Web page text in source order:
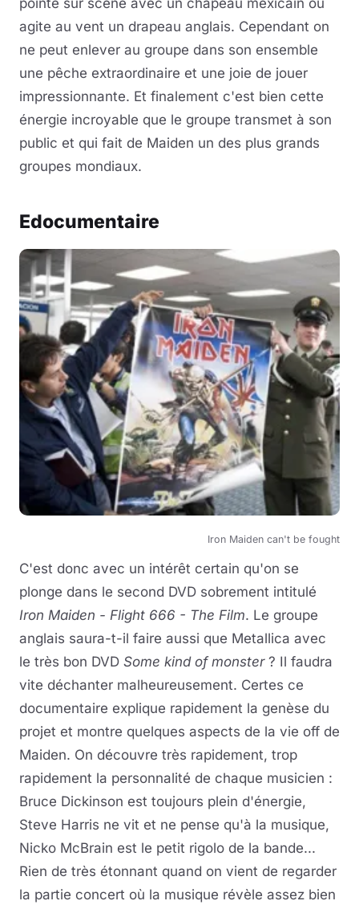
agite au vent un drapeau anglais. Cependant on
ne peut enlever au groupe dans son ensemble
une pêche extraordinaire et une joie de jouer
impressionnante. Et finalement c'est bien cette
énergie incroyable que le groupe transmet à son
public et qui fait de Maiden un des plus grands
groupes mondiaux.
Edocumentaire
Iron Maiden can't be fought
C'est donc avec un intérêt certain qu'on se
plonge dans le second DVD sobrement intitulé
Iron Maiden - Flight 666 - The Film. Le groupe
anglais saura-t-il faire aussi que Metallica avec
le très bon DVD Some kind of monster ? Il faudra
vite déchanter malheureusement. Certes ce
documentaire explique rapidement la genèse du
projet et montre quelques aspects de la vie off de
Maiden. On découvre très rapidement, trop
rapidement la personnalité de chaque musicien :
Bruce Dickinson est toujours plein d'énergie,
Steve Harris ne vit et ne pense qu'à la musique,
Nicko McBrain est le petit rigolo de la bande...
Rien de très étonnant quand on vient de regarder
la partie concert où la musique révèle assez bien